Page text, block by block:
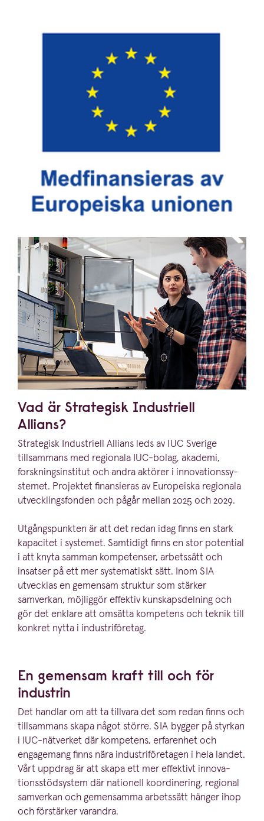
Vad är Strategisk Industriell
Allians?
Strategisk Industriell Allians leds av IUC Sverige
tillsammans med regionala IUC-bolag, akademi,
forsk­nings­in­stitut och andra aktörer i innova­tions­sy­
stemet. Projektet finansieras av Europeiska regionala
utveck­lings­fonden och pågår mellan 2025 och 2029.
Utgångs­punkten är att det redan idag finns en stark
kapacitet i systemet. Samtidigt finns en stor potential
i att knyta samman kompetenser, arbetssätt och
insatser på ett mer syste­ma­tiskt sätt. Inom SIA
utvecklas en gemensam struktur som stärker
samverkan, möjliggör effektiv kunskaps­delning och
gör det enklare att omsätta kompetens och teknik till
konkret nytta i industriföretag.
En gemensam kraft till och för
industrin
Det handlar om att ta tillvara det som redan finns och
tillsammans skapa något större. SIA bygger på styrkan
i IUC-nätverket där kompetens, erfarenhet och
engagemang finns nära industri­fö­re­tagen i hela landet.
Vårt uppdrag är att skapa ett mer effektivt innova­
tions­stöd­system där nationell koordi­nering, regional
samverkan och gemensamma arbetssätt hänger ihop
och förstärker varandra.